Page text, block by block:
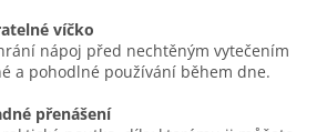
víčko
nápoj před nechtěným vytečením
a pohodlné používání během dne.
přenášení